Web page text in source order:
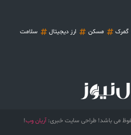
گمرک مسکن ارز دیجیتال
سلامت
می باشد! طراحی سایت خبری:آریان وب!